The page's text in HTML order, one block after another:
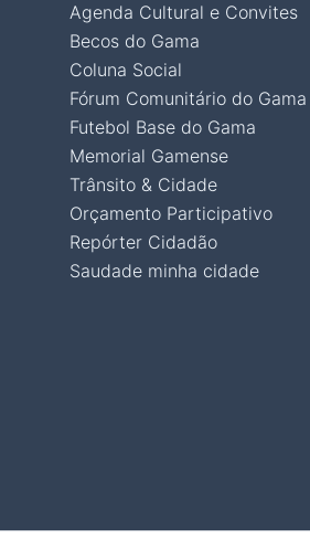
Agenda Cultural e Convites
Becos do Gama
Coluna Social
Fórum Comunitário do Gama
Futebol Base do Gama
Memorial Gamense
Trânsito & Cidade
Orçamento Participativo
Repórter Cidadão
Saudade minha cidade